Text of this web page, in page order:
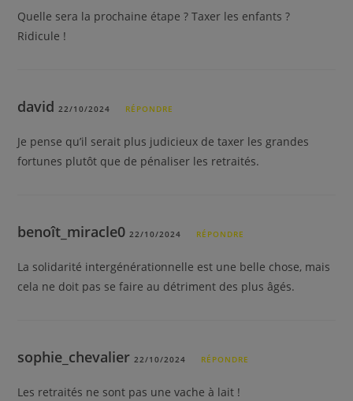
Quelle sera la prochaine étape ? Taxer les enfants ?
Ridicule !
david22/10/2024 RÉPONDRE
Je pense qu’il serait plus judicieux de taxer les grandes
fortunes plutôt que de pénaliser les retraités.
benoît_miracle022/10/2024 RÉPONDRE
La solidarité intergénérationnelle est une belle chose, mais
cela ne doit pas se faire au détriment des plus âgés.
sophie_chevalier22/10/2024 RÉPONDRE
Les retraités ne sont pas une vache à lait !